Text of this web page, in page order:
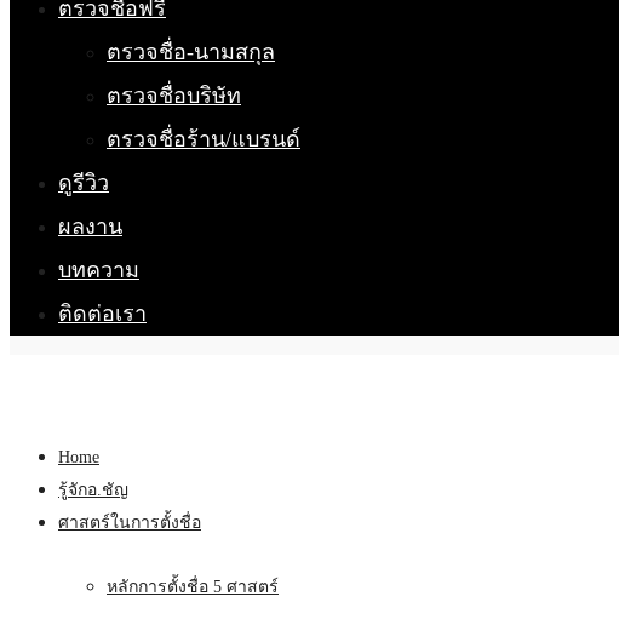
ตรวจชื่อฟรี
ตรวจชื่อ-นามสกุล
ตรวจชื่อบริษัท
ตรวจชื่อร้าน/แบรนด์
ดูรีวิว
ผลงาน
บทความ
ติดต่อเรา
Home
รู้จักอ.ชัญ
ศาสตร์ในการตั้งชื่อ
หลักการตั้งชื่อ 5 ศาสตร์